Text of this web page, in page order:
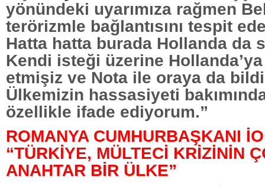
yönündeki uyarımıza rağmen
terörizmle bağlantısını tespit
Hatta hatta burada Hollanda da
Kendi isteği üzerine
etmişiz ve Nota ile oraya da
Ülkemizin hassasiyeti
özellikle ifade ediyorum.”
ROMANYA CUMHURBAŞKANI
“TÜRKİYE, MÜLTECİ KRİZİNİN
ANAHTAR BİR ÜLKE”